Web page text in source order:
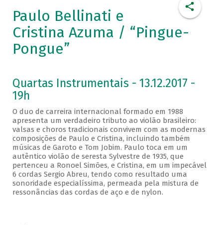
Paulo Bellinati e
Cristina Azuma / “Pingue-
Pongue”
Quartas Instrumentais - 13.12.2017 -
19h
O duo de carreira internacional formado em 1988
apresenta um verdadeiro tributo ao violão brasileiro:
valsas e choros tradicionais convivem com as modernas
composições de Paulo e Cristina, incluindo também
músicas de Garoto e Tom Jobim. Paulo toca em um
autêntico violão de seresta Sylvestre de 1935, que
pertenceu a Ronoel Simões, e Cristina, em um impecável
6 cordas Sergio Abreu, tendo como resultado uma
sonoridade especialíssima, permeada pela mistura de
ressonâncias das cordas de aço e de nylon.